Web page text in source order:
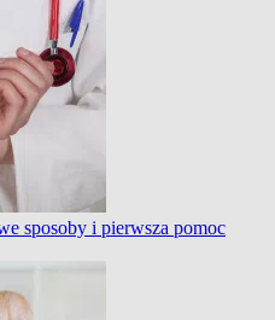
sposoby i pierwsza pomoc